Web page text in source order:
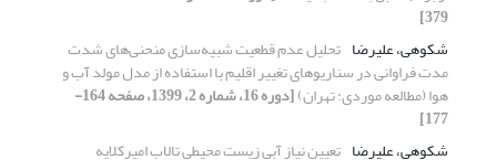
379]
شکوهی، علیرضا تحلیل عدم قطعیت شبیه‌سازی منحنی‌های شدت
مدت فراوانی در سناریوهای تغییر اقلیم با استفاده از مدل‌ مولد آب و
هوا (مطالعه موردی: تهران) [دوره 16، شماره 2، 1399، صفحه 164-
177]
شکوهی، علیرضا تعیین نیاز آبی زیست محیطی تالاب امیرکلایه